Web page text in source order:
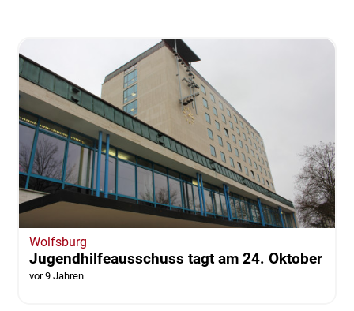
Wolfsburg
Jugendhilfeausschuss tagt am 24. Oktober
vor 9 Jahren